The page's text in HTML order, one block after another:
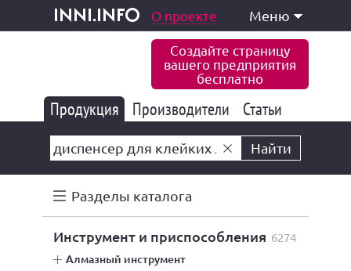
inni.info
и услуги О проекте Меню
Создайте страницу
вашего предприятия
бесплатно
Продукция 177 847
Производители 6 777
Статьи
Найти
Разделы каталога
инструмент и приспособления 6274
алмазный инструмент